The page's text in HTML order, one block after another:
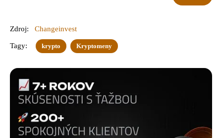
Zdroj: Changeinvest
Tagy: krypto Kryptomeny